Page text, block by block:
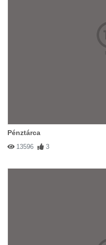
Pénztárca
13596 3